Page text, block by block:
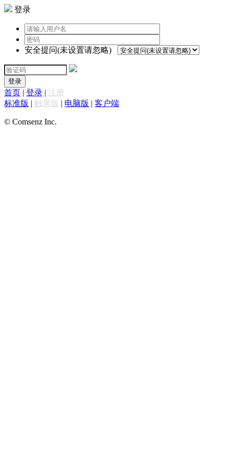
登录
安全提问(未设置请忽略)
登录
首页 | 登录 | 注册
标准版 | 触屏版 | 电脑版 | 客户端
© Comsenz Inc.